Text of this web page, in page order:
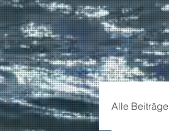
Alle Beiträge